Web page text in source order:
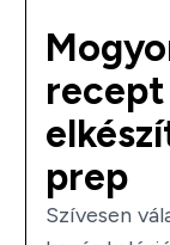
recept
prep
Szívesen